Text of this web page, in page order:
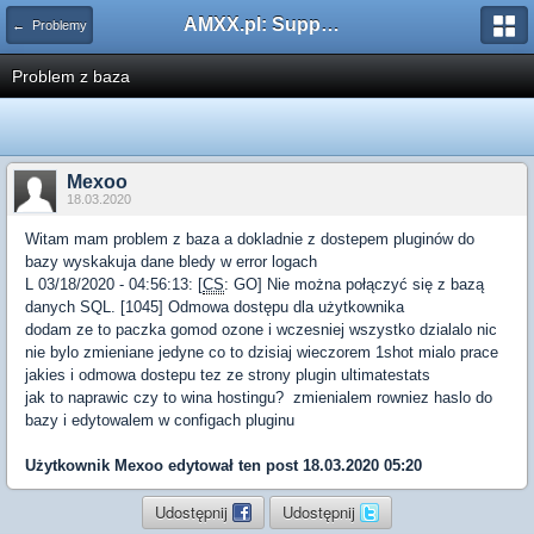
← Problemy AMXX.pl: Support AMX Mod X i SourceMod
Problem z baza
Mexoo
18.03.2020
Witam mam problem z baza a dokladnie z dostepem pluginów do
bazy wyskakuja dane bledy w error logach
L 03/18/2020 - 04:56:13: [CS: GO] Nie można połączyć się z bazą
danych SQL. [1045] Odmowa dostępu dla użytkownika
dodam ze to paczka gomod ozone i wczesniej wszystko dzialalo nic
nie bylo zmieniane jedyne co to dzisiaj wieczorem 1shot mialo prace
jakies i odmowa dostepu tez ze strony plugin ultimatestats
jak to naprawic czy to wina hostingu? zmienialem rowniez haslo do
bazy i edytowalem w configach pluginu
Użytkownik Mexoo edytował ten post 18.03.2020 05:20
Udostępnij Udostępnij